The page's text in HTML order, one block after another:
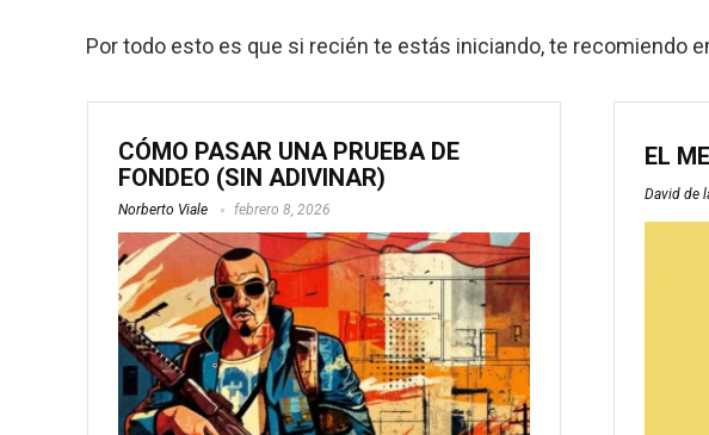
Por todo esto es que si recién te estás iniciando, te recomiendo
CÓMO PASAR UNA PRUEBA DE
FONDEO (SIN ADIVINAR)
Norberto Viale febrero 8, 2026
EL
David de